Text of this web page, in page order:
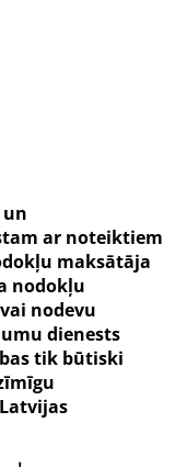
ar noteiktiem
maksātāja
nodokļu
nodevu
dienests
tik būtiski